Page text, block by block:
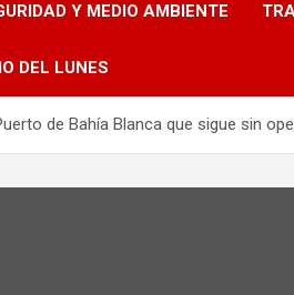
Y MEDIO AMBIENTE
DEL LUNES
de Bahía Blanca que sigue sin